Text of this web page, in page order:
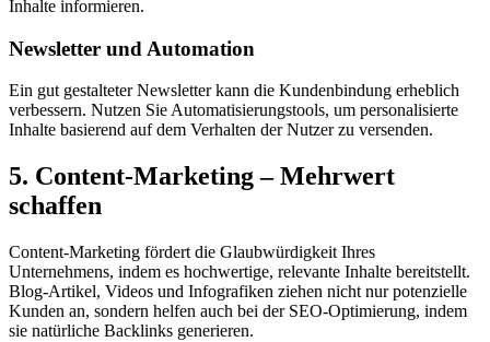
Inhalte informieren.
Newsletter und Automation
Ein gut gestalteter Newsletter kann die Kundenbindung erheblich
verbessern. Nutzen Sie Automatisierungstools, um personalisierte
Inhalte basierend auf dem Verhalten der Nutzer zu versenden.
5. Content-Marketing – Mehrwert
schaffen
Content-Marketing fördert die Glaubwürdigkeit Ihres
Unternehmens, indem es hochwertige, relevante Inhalte bereitstellt.
Blog-Artikel, Videos und Infografiken ziehen nicht nur potenzielle
Kunden an, sondern helfen auch bei der SEO-Optimierung, indem
sie natürliche Backlinks generieren.